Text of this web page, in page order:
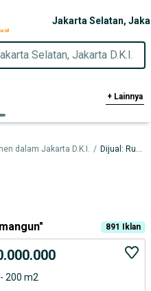
Selatan, Jakarta D.K.I.
+ Lainnya
dalam Jakarta D.K.I. / Dijual: Rumah & Apartemen dalam Jakarta Selatan
" 891 Iklan
200 m2